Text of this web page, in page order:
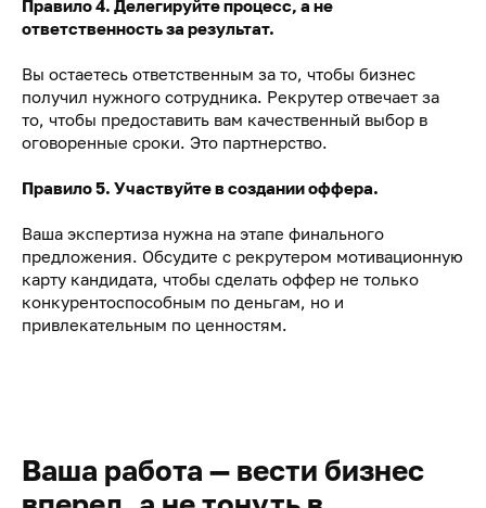
Правило 4. Делегируйте процесс, а не
ответственность за результат.
Вы остаетесь ответственным за то, чтобы бизнес
получил нужного сотрудника. Рекрутер отвечает за
то, чтобы предоставить вам качественный выбор в
оговоренные сроки. Это партнерство.
Правило 5. Участвуйте в создании оффера.
Ваша экспертиза нужна на этапе финального
предложения. Обсудите с рекрутером мотивационную
карту кандидата, чтобы сделать оффер не только
конкурентоспособным по деньгам, но и
привлекательным по ценностям.
Ваша работа — вести бизнес